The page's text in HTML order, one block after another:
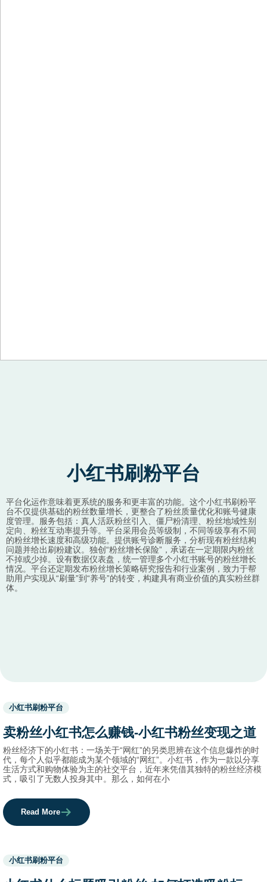
小红书刷粉平台
平台化运作意味着更系统的服务和更丰富的功能。这个小红书刷粉平
台不仅提供基础的粉丝数量增长，更整合了粉丝质量优化和账号健康
度管理。服务包括：真人活跃粉丝引入、僵尸粉清理、粉丝地域性别
定向、粉丝互动率提升等。平台采用会员等级制，不同等级享有不同
的粉丝增长速度和高级功能。提供账号诊断服务，分析现有粉丝结构
问题并给出刷粉建议。独创“粉丝增长保险”，承诺在一定期限内粉丝
不掉或少掉。设有数据仪表盘，统一管理多个小红书账号的粉丝增长
情况。平台还定期发布粉丝增长策略研究报告和行业案例，致力于帮
助用户实现从“刷量”到“养号”的转变，构建具有商业价值的真实粉丝群
体。
Used
before
names.
小红书刷粉平台
卖粉丝小红书怎么赚钱-小红书粉丝变现之道
粉丝经济下的小红书：一场关于“网红”的另类思辨在这个信息爆炸的时
代，每个人似乎都能成为某个领域的“网红”。小红书，作为一款以分享
生活方式和购物体验为主的社交平台，近年来凭借其独特的粉丝经济模
式，吸引了无数人投身其中。那么，如何在小
Read More
Used
before
小红书刷粉平台